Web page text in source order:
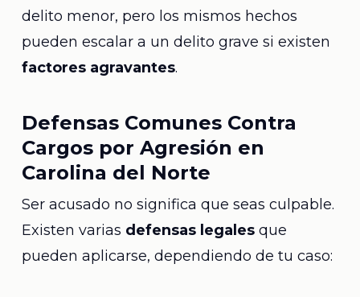
delito menor, pero los mismos hechos
pueden escalar a un delito grave si existen
factores agravantes.
Defensas Comunes Contra
Cargos por Agresión en
Carolina del Norte
Ser acusado no significa que seas culpable.
Existen varias defensas legalesque
pueden aplicarse, dependiendo de tu caso: